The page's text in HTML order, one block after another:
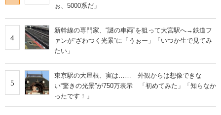
ぉ、5000系だ」
4
新幹線の専門家、“謎の車両”を狙って大宮駅へ→鉄道フ
ァンが“ざわつく光景”に「うぉー」「いつか生で見てみ
たい」
5
東京駅の大屋根、実は…… 外観からは想像できな
い“驚きの光景”が750万表示 「初めてみた」「知らなか
ったです！」